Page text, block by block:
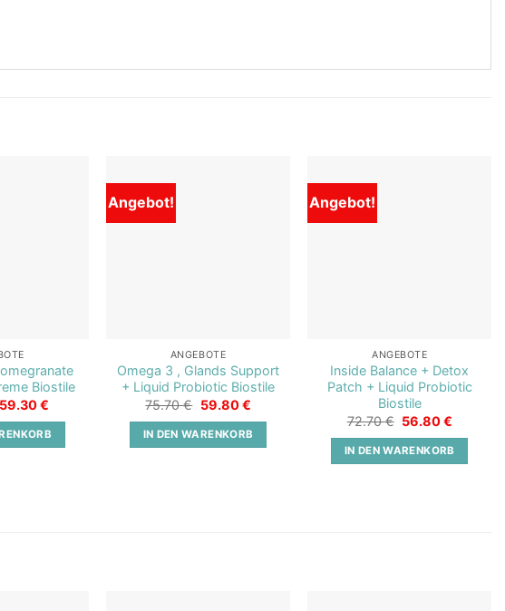
Biostile
Ursprünglicher
€
59.30€Aktueller
ist:
59.30 €.
Angebot!
ANGEBOTE
Omega 3 , Glands Support
+ Liquid Probiotic Biostile
75.70€ Ursprünglicher
war:
75.70 €
59.80€Aktueller
ist:
59.80 €.
IN DEN WARENKORB
Angebot!
ANGEBOTE
Inside Balance + Detox
Patch + Liquid Probiotic
Biostile
72.70€ Ursprünglicher
war:
72.70 €
56.80€Aktueller
ist:
56.80 €.
IN DEN WARENKORB